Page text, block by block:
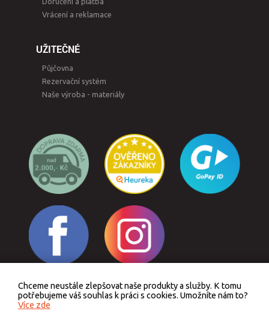
Vrácení a reklamace
UŽITEČNÉ
Půjčovna
Rezervační systém
Naše výroba - materiály
Odstoupit od smlouvy
Chceme neustále zlepšovat naše produkty a služby. K tomu
potřebujeme váš souhlas k práci s cookies. Umožníte nám to?
Více zde